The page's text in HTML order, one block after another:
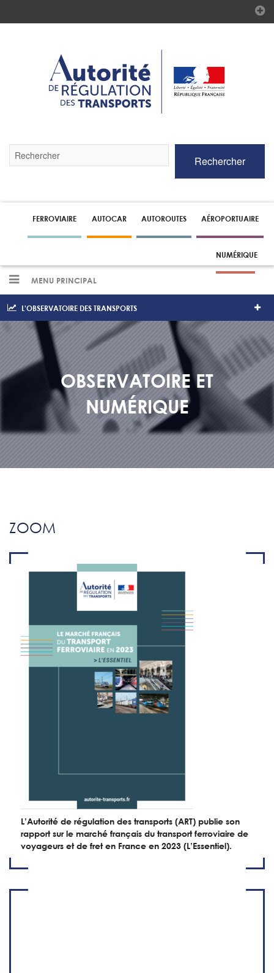
par
pour
recherche
Rechercher
FERROVIAIRE AUTOCAR AUTOROUTES AÉROPORTUAIRE
NUMÉRIQUE
MENU PRINCIPAL
L'OBSERVATOIRE DES TRANSPORTS
OBSERVATOIRE ET
NUMÉRIQUE
ZOOM
L’Autorité de régulation des transports (ART) publie son
rapport sur le marché français du transport ferroviaire de
voyageurs et de fret en France en 2023 (L’Essentiel).